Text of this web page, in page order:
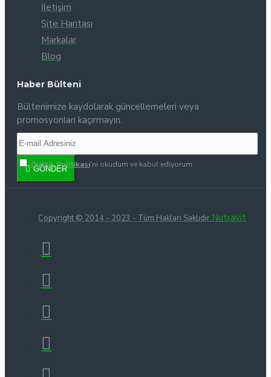
İletişim
Site Haritası
Markalar
Blog
Haber Bülteni
Bültenimize kaydolarak güncellemeleri veya
promosyonları kaçırmayın.
GÖNDER
Gizlilik Politikası'ni okudum ve kabul ediyorum.
Copyright © 2014 - 2023 - Tüm Hakları Saklıdır.Nutravit